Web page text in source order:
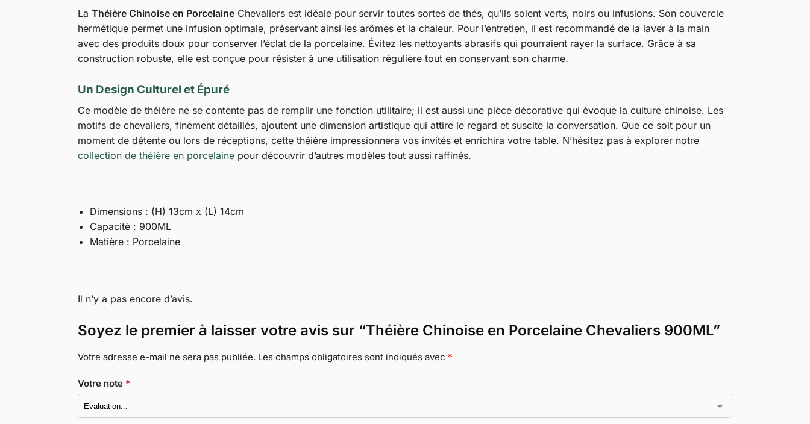
La Théière Chinoise en PorcelaineChevaliers est idéale pour servir toutes sortes de thés, qu’ils soient verts, noirs ou infusions. Son couvercle
hermétique permet une infusion optimale, préservant ainsi les arômes et la chaleur. Pour l’entretien, il est recommandé de la laver à la main
avec des produits doux pour conserver l’éclat de la porcelaine. Évitez les nettoyants abrasifs qui pourraient rayer la surface. Grâce à sa
construction robuste, elle est conçue pour résister à une utilisation régulière tout en conservant son charme.
Un Design Culturel et Épuré
Ce modèle de théière ne se contente pas de remplir une fonction utilitaire; il est aussi une pièce décorative qui évoque la culture chinoise. Les
motifs de chevaliers, finement détaillés, ajoutent une dimension artistique qui attire le regard et suscite la conversation. Que ce soit pour un
moment de détente ou lors de réceptions, cette théière impressionnera vos invités et enrichira votre table. N’hésitez pas à explorer notre
collection de théière en porcelainepour découvrir d’autres modèles tout aussi raffinés.
Dimensions : (H) 13cm x (L) 14cm
Capacité : 900ML
Matière : Porcelaine
Il n’y a pas encore d’avis.
Soyez le premier à laisser votre avis sur “Théière Chinoise en Porcelaine Chevaliers 900ML”
Votre adresse e-mail ne sera pas publiée. Les champs obligatoires sont indiqués avec *
Votre note *